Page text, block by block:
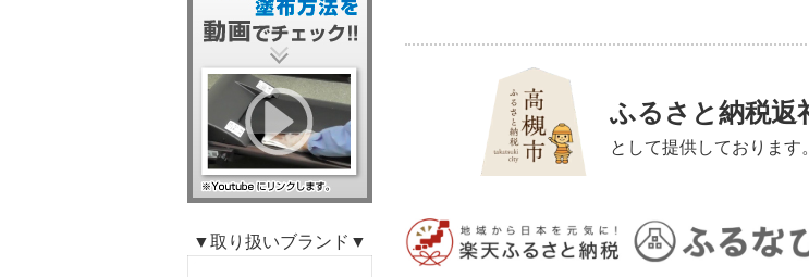
▼取り扱いブランド▼
ふるさと納税返
として提供しております